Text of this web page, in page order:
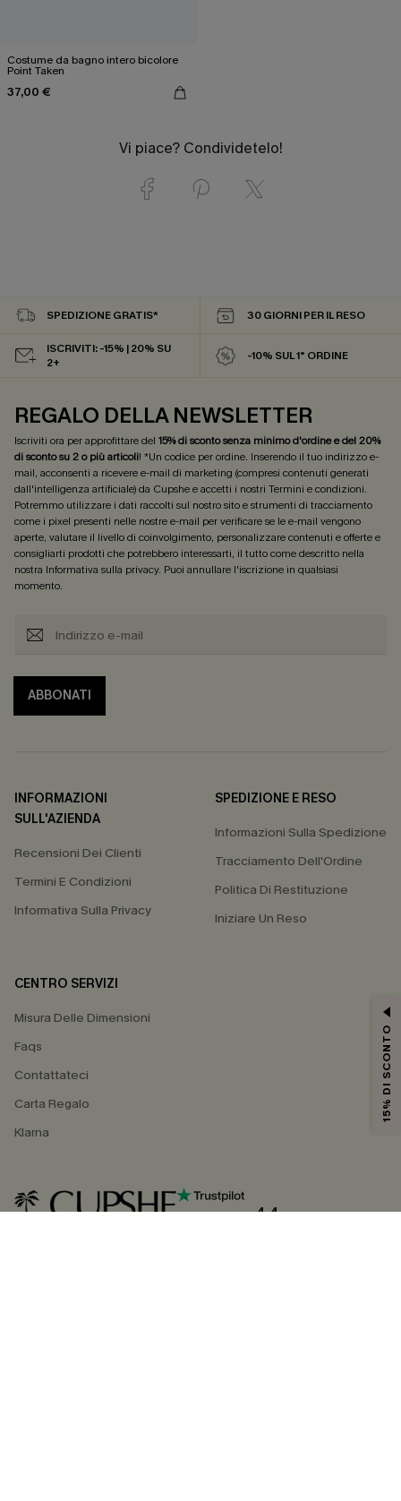
Costume da bagno intero bicolore
Point Taken
37,00 €
Vi piace? Condividetelo!
SPEDIZIONE GRATIS* 30 GIORNI PER IL RESO
ISCRIVITI: -15% | 20% SU
2+
-10% SUL 1° ORDINE
REGALO DELLA NEWSLETTER
Iscriviti ora per approfittare del 15% di sconto senza minimo d'ordine e del 20%
di sconto su 2 o più articoli! *Un codice per ordine. Inserendo il tuo indirizzo e-
mail, acconsenti a ricevere e-mail di marketing (compresi contenuti generati
dall'intelligenza artificiale) da Cupshe e accetti i nostri Termini e condizioni.
Potremmo utilizzare i dati raccolti sul nostro sito e strumenti di tracciamento
come i pixel presenti nelle nostre e-mail per verificare se le e-mail vengono
aperte, valutare il livello di coinvolgimento, personalizzare contenuti e offerte e
consigliarti prodotti che potrebbero interessarti, il tutto come descritto nella
nostra Informativa sulla privacy. Puoi annullare l'iscrizione in qualsiasi
momento.
ABBONATI
INFORMAZIONI
SULL'AZIENDA
Recensioni Dei Clienti
Termini E Condizioni
Informativa Sulla Privacy
SPEDIZIONE E RESO
Informazioni Sulla Spedizione
Tracciamento Dell'Ordine
Politica Di Restituzione
Iniziare Un Reso
CENTRO SERVIZI
Misura Delle Dimensioni
Faqs
Contattateci
Carta Regalo
Klarna
4.4
15% DI SCONTO